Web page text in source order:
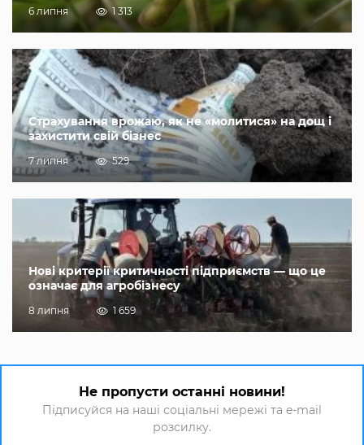
6 липня 1 313
Страхування врожаю, як не «молитися» на дощ і
захистити свій бізнес
7 липня 529
Нові критерії критичності підприємств — що це
означає для агробізнесу
8 липня 1 659
Не пропусти останні новини!
Підписуйся на наші соціальні мережі та e-mail
розсилку.